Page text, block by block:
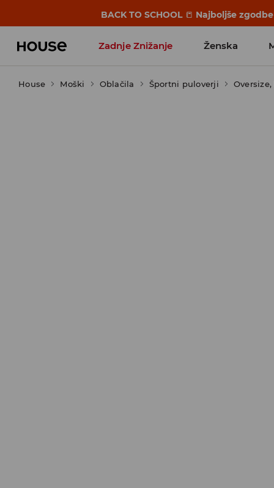
BACK TO SCHOOL 📒 Najboljše
Zadnje Znižanje Ženska
Favoriti vplivnežev
House Moški Oblačila Športni puloverji Oversize,